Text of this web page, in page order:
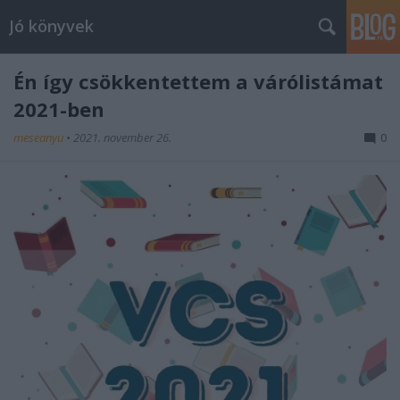
Jó könyvek
Én így csökkentettem a várólistámat
2021-ben
meseanyu • 2021. november 26. 0